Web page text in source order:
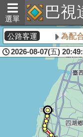
選單 巴視
公路客運 為配合
2026-08-07(五)